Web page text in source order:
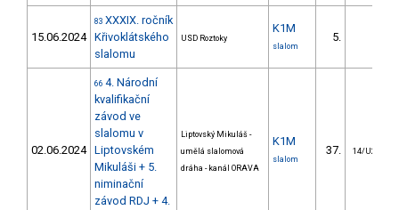
15.06.2024
83 XXXIX. ročník
Křivoklátského
slalomu
USD Roztoky
K1M
slalom
5.
02.06.2024
66 4. Národní
kvalifikační
závod ve
slalomu v
Liptovském
Mikuláši + 5.
niminační
závod RDJ + 4.
Liptovský Mikuláš -
umělá slalomová
dráha - kanál ORAVA
K1M
slalom
37. 14/U23